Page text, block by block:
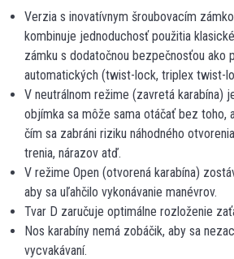
Verzia s inovatívnym šroubovacím
kombinuje jednoduchosť použitia
zámku s dodatočnou bezpečnosťou ako
automatických (twist-lock, triplex twist-
V neutrálnom režime (zavretá karabína)
objímka sa môže sama otáčať bez toho,
čím sa zabráni riziku náhodného
trenia, nárazov atď.
V režime Open (otvorená karabína)
aby sa uľahčilo vykonávanie manévrov.
Tvar D zaručuje optimálne rozloženie
Nos karabíny nemá zobáčik, aby sa
vycvakávaní.